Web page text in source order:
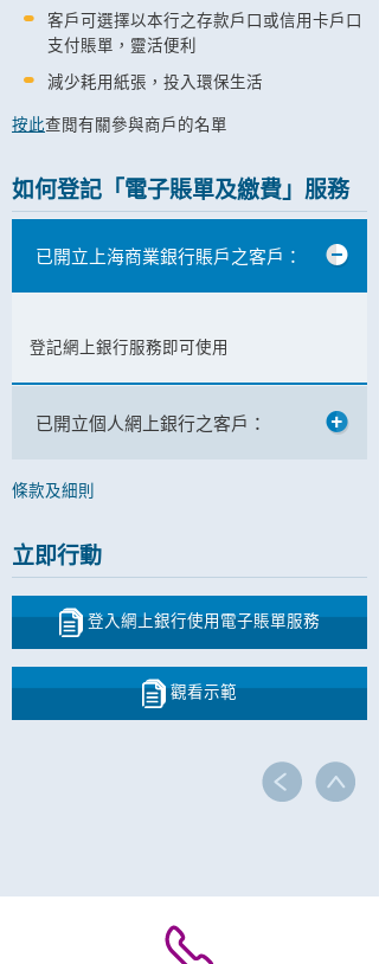
客戶可選擇以本行之存款戶口或信用卡戶口
支付賬單，靈活便利
減少耗用紙張，投入環保生活
按此查閲有關參與商戶的名單
如何登記「電子賬單及繳費」服務
已開立上海商業銀行賬戶之客戶：
登記網上銀行服務即可使用
已開立個人網上銀行之客戶：
條款及細則
立即行動
登入網上銀行使用電子賬單服務
觀看示範